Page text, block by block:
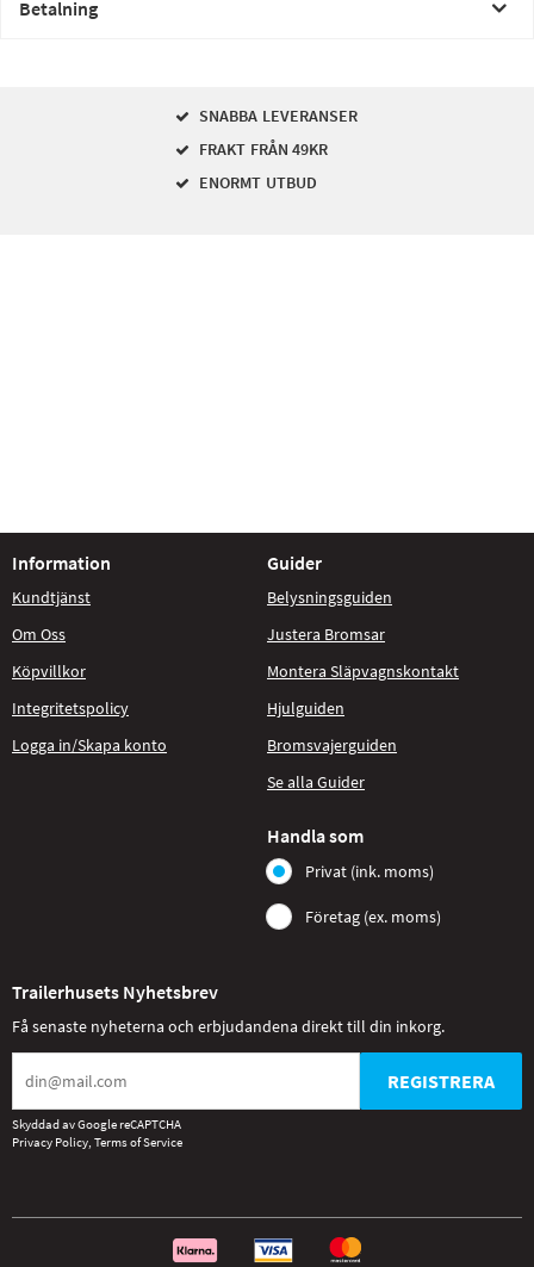
Betalning
SNABBA LEVERANSER
FRAKT FRÅN 49KR
ENORMT UTBUD
Information
Kundtjänst
Om Oss
Köpvillkor
Integritetspolicy
Logga in/Skapa konto
Guider
Belysningsguiden
Justera Bromsar
Montera Släpvagnskontakt
Hjulguiden
Bromsvajerguiden
Se alla Guider
Handla som
Privat (ink. moms)
Företag (ex. moms)
Trailerhusets Nyhetsbrev
Få senaste nyheterna och erbjudandena direkt till din inkorg.
REGISTRERA
Skyddad av Google reCAPTCHA
Privacy Policy, Terms of Service